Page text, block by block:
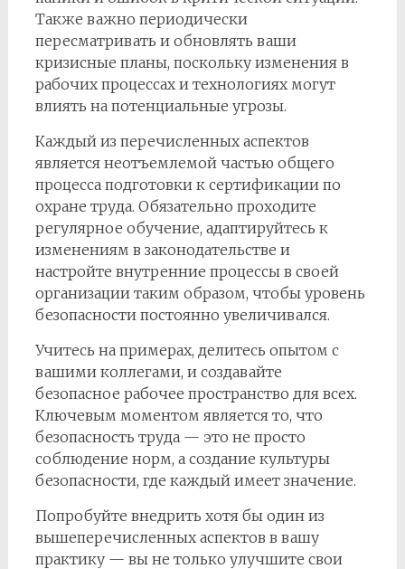
Также важно периодически
пересматривать и обновлять ваши
кризисные планы, поскольку изменения в
рабочих процессах и технологиях могут
влиять на потенциальные угрозы.
Каждый из перечисленных аспектов
является неотъемлемой частью общего
процесса подготовки к сертификации по
охране труда. Обязательно проходите
регулярное обучение, адаптируйтесь к
изменениям в законодательстве и
настройте внутренние процессы в своей
организации таким образом, чтобы уровень
безопасности постоянно увеличивался.
Учитесь на примерах, делитесь опытом с
вашими коллегами, и создавайте
безопасное рабочее пространство для всех.
Ключевым моментом является то, что
безопасность труда — это не просто
соблюдение норм, а создание культуры
безопасности, где каждый имеет значение.
Попробуйте внедрить хотя бы один из
вышеперечисленных аспектов в вашу
практику — вы не только улучшите свои